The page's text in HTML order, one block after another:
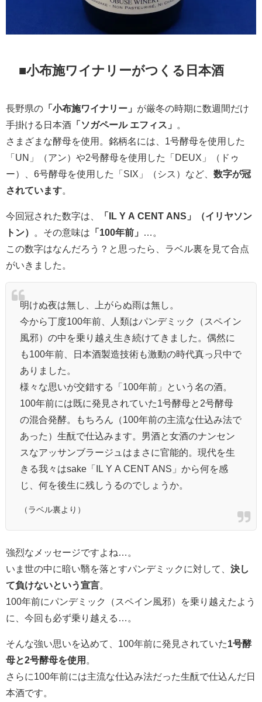
■小布施ワイナリーがつくる日本酒
長野県の 「小布施ワイナリー」 が厳冬の時期に数週間だけ
手掛ける日本酒 「ソガペール エフィス」
さまざまな酵母を使用。銘柄名には、1号酵母を使用した
「UN」（アン）や2号酵母を使用した「DEUX」（ドゥ
ー）、6号酵母を使用した「SIX」（シス）など、 数字が冠
されています
今回冠された数字は、
「IL Y A CENT ANS」（イリヤソン
トン）
。その意味は 「100年前」
この数字はなんだろう？と思ったら、ラベル裏を見て合点
がいきました。
明けぬ夜は無し、上がらぬ雨は無し。
今から丁度100年前、人類はパンデミック（スペイン
風邪）の中を乗り越え生き続けてきました。偶然に
も100年前、日本酒製造技術も激動の時代真っ只中で
ありました。
様々な思いが交錯する「100年前」という名の酒。
100年前には既に発見されていた1号酵母と2号酵母
の混合発酵。もちろん（100年前の主流な仕込み法で
あった）生酛で仕込みます。男酒と女酒のナンセン
スなアッサンブラージュはまさに官能的。現代を生
きる我々はsake「IL Y A CENT ANS」から何を感
じ、何を後生に残しうるのでしょうか。
（ラベル裏より）
強烈なメッセージですよね…。
いま世の中に暗い翳を落とすパンデミックに対して、 決し
て負けないという宣言
100年前にパンデミック（スペイン風邪）を乗り越えたよう
に、今回も必ず乗り越える…。
そんな強い思いを込めて、100年前に発見されていた1号酵
母と2号酵母を使用
さらに100年前には主流な仕込み法だった生酛で仕込んだ日
本酒です。